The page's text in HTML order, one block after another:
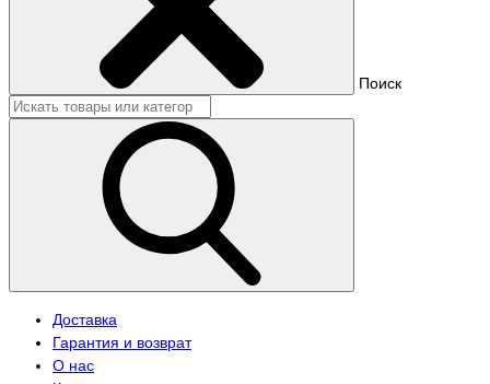
Поиск
Доставка
Гарантия и возврат
О нас